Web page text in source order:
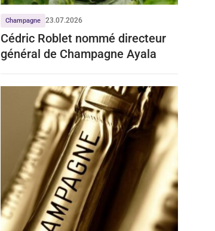
Champagne 23.07.2026
Cédric Roblet nommé directeur
général de Champagne Ayala